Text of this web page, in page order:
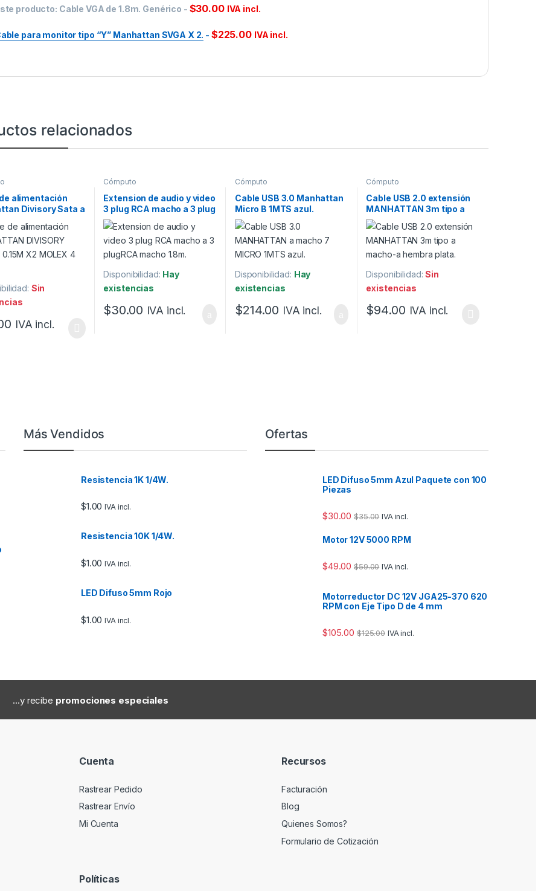
producto: Cable VGA de 1.8m. Genérico - $30.00 IVA incl.
para monitor tipo “Y” Manhattan SVGA X 2. - $225.00 IVA incl.
relacionados
alimentación
Divisory Sata a
Molex 4 pines.
Sin
IVA incl.
Cómputo
Extension de audio y video
3 plug RCA macho a 3 plug
RCA macho 1.8m.
Disponibilidad: Hay
existencias
$30.00 IVA incl.
Cómputo
Cable USB 3.0 Manhattan
Micro B 1MTS azul.
Disponibilidad: Hay
existencias
$214.00 IVA incl.
Cómputo
Cable USB 2.0 extensión
MANHATTAN 3m tipo a
macho-a hembra plata.
Disponibilidad:Sin
existencias
$94.00 IVA incl.
Más Vendidos
Resistencia 1K 1/4W.
$1.00 IVA incl.
Resistencia 10K 1/4W.
$1.00 IVA incl.
LED Difuso 5mm Rojo
$1.00 IVA incl.
Ofertas
LED Difuso 5mm Azul Paquete con 100
Piezas
$30.00 $35.00 IVA incl.
Motor 12V 5000 RPM
$49.00 $59.00 IVA incl.
Motorreductor DC 12V JGA25-370 620
RPM con Eje Tipo D de 4 mm
$105.00 $125.00 IVA incl.
...y recibe promociones especiales
Cuenta
Rastrear Pedido
Rastrear Envío
Mi Cuenta
Recursos
Facturación
Blog
Quienes Somos?
Formulario de Cotización
Políticas